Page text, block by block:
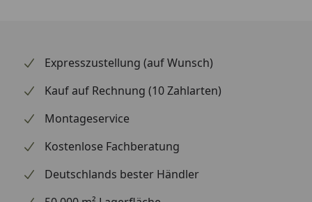
Expresszustellung (auf Wunsch)
Kauf auf Rechnung (10 Zahlarten)
Montageservice
Kostenlose Fachberatung
Deutschlands bester Händler